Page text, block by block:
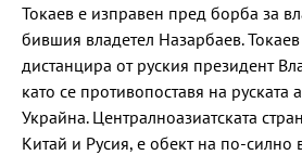
Токаев е изправен пред борба за
бившия владетел Назарбаев.
дистанцира от руския президент
като се противопоставя на руската
Украйна. Централноазиатската
Китай и Русия, е обект на по-силно